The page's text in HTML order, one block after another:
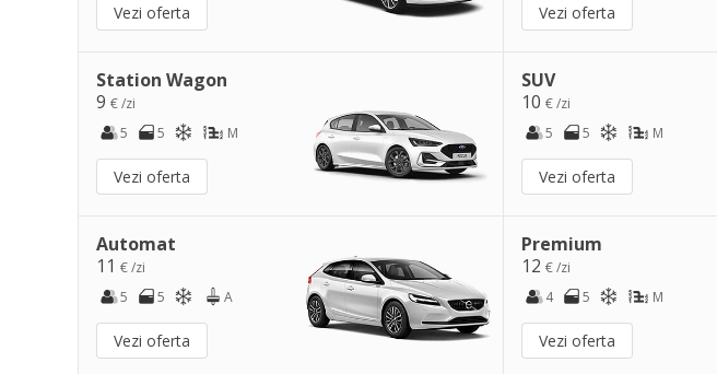
Vezi oferta Vezi oferta
Station Wagon
9 € /zi
5
5 M
Vezi oferta
SUV
10€ /zi
5
5 M
Vezi oferta
Automat
11 € /zi
5
5 A
Vezi oferta
Premium
12€ /zi
4
5 M
Vezi oferta